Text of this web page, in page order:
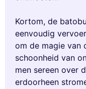
Kortom, de
eenvoudig
om de magie van
schoonheid van
men sereen over
erdoorheen